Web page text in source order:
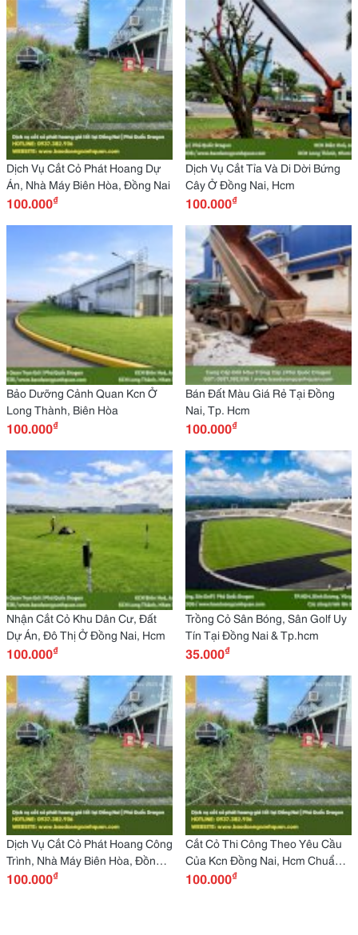
Dịch Vụ Cắt Cỏ Phát Hoang Dự
Án, Nhà Máy Biên Hòa, Đồng Nai
100.000₫
Dịch Vụ Cắt Tỉa Và Di Dời Bứng
Cây Ở Đồng Nai, Hcm
100.000₫
Bảo Dưỡng Cảnh Quan Kcn Ở
Long Thành, Biên Hòa
100.000₫
Bán Đất Màu Giá Rẻ Tại Đồng
Nai, Tp. Hcm
100.000₫
Nhận Cắt Cỏ Khu Dân Cư, Đất
Dự Án, Đô Thị Ở Đồng Nai, Hcm
100.000₫
Trồng Cỏ Sân Bóng, Sân Golf Uy
Tín Tại Đồng Nai & Tp.hcm
35.000₫
Dịch Vụ Cắt Cỏ Phát Hoang Công
Trình, Nhà Máy Biên Hòa, Đồng
Nai
100.000₫
Cắt Cỏ Thi Công Theo Yêu Cầu
Của Kcn Đồng Nai, Hcm Chuẩn
5S Iso 45001 Hse
100.000₫